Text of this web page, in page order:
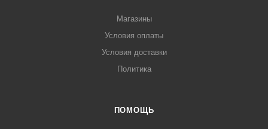
Магазины
Условия оплаты
Условия доставки
Политика
ПОМОЩЬ